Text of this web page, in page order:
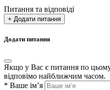
Питання та відповіді
+ Додати питання
Додати питання
Якщо у Вас є питання по
відповімо найближчим часом.
* Ваше ім’я